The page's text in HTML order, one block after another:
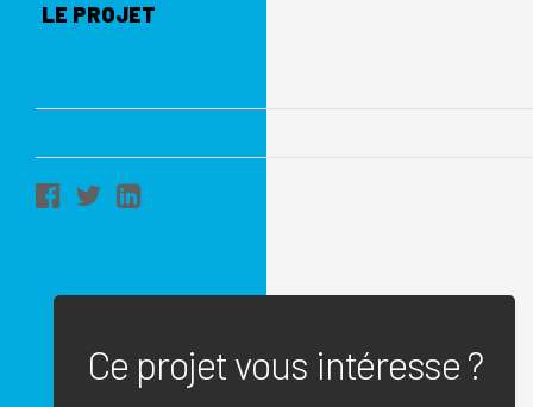
LE PROJET
Ce projet vous intéresse ?